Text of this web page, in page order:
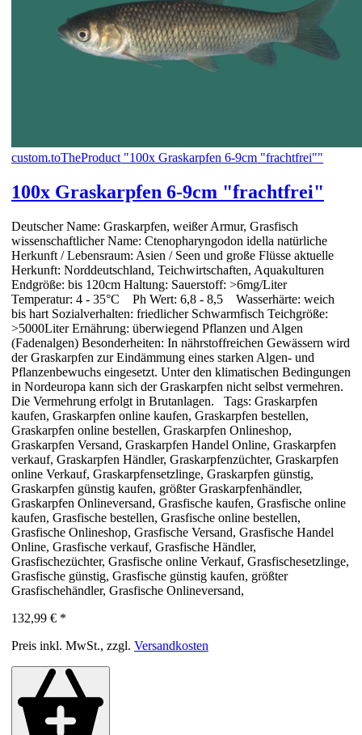
custom.toTheProduct "100x Graskarpfen 6-9cm "frachtfrei""
100x Graskarpfen 6-9cm "frachtfrei"
Deutscher Name: Graskarpfen, weißer Armur, Grasfisch
wissenschaftlicher Name: Ctenopharyngodon idella natürliche
Herkunft / Lebensraum: Asien / Seen und große Flüsse aktuelle
Herkunft: Norddeutschland, Teichwirtschaften, Aquakulturen
Endgröße: bis 120cm Haltung: Sauerstoff: >6mg/Liter
Temperatur: 4 - 35°C Ph Wert: 6,8 - 8,5 Wasserhärte: weich
bis hart Sozialverhalten: friedlicher Schwarmfisch Teichgröße:
>5000Liter Ernährung: überwiegend Pflanzen und Algen
(Fadenalgen) Besonderheiten: In nährstoffreichen Gewässern wird
der Graskarpfen zur Eindämmung eines starken Algen- und
Pflanzenbewuchs eingesetzt. Unter den klimatischen Bedingungen
in Nordeuropa kann sich der Graskarpfen nicht selbst vermehren.
Die Vermehrung erfolgt in Brutanlagen. Tags: Graskarpfen
kaufen, Graskarpfen online kaufen, Graskarpfen bestellen,
Graskarpfen online bestellen, Graskarpfen Onlineshop,
Graskarpfen Versand, Graskarpfen Handel Online, Graskarpfen
verkauf, Graskarpfen Händler, Graskarpfenzüchter, Graskarpfen
online Verkauf, Graskarpfensetzlinge, Graskarpfen günstig,
Graskarpfen günstig kaufen, größter Graskarpfenhändler,
Graskarpfen Onlineversand, Grasfische kaufen, Grasfische online
kaufen, Grasfische bestellen, Grasfische online bestellen,
Grasfische Onlineshop, Grasfische Versand, Grasfische Handel
Online, Grasfische verkauf, Grasfische Händler,
Grasfischezüchter, Grasfische online Verkauf, Grasfischesetzlinge,
Grasfische günstig, Grasfische günstig kaufen, größter
Grasfischehändler, Grasfische Onlineversand,
132,99 € *
Preis inkl. MwSt., zzgl. Versandkosten